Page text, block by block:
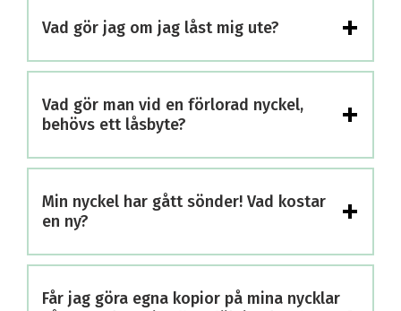
Vad gör jag om jag låst mig ute? +
Vad gör man vid en förlorad nyckel,
behövs ett låsbyte?
+
Min nyckel har gått sönder! Vad kostar
en ny?
+
Får jag göra egna kopior på mina nycklar